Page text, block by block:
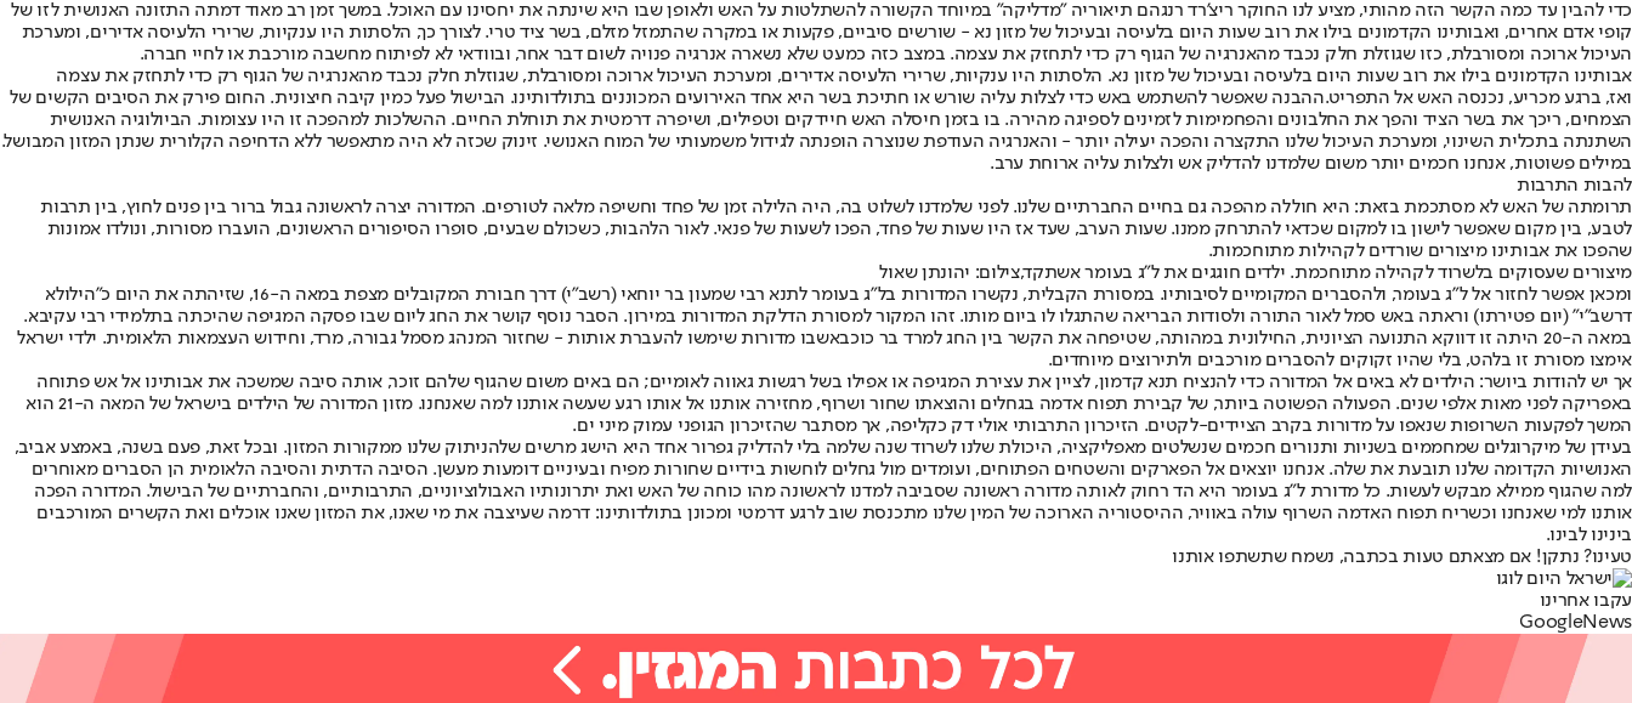
כדי להבין עד כמה הקשר הזה מהותי, מציע לנו החוקר ריצ'רד רנגהם תיאוריה "מדליקה" במיוחד הקשורה להשתלטות על האש ולאופן שבו היא שינתה את יחסינו עם האוכל. במשך זמן רב מאוד דמתה התזונה האנושית לזו של
קופי אדם אחרים, ואבותינו הקדמונים בילו את רוב שעות היום בלעיסה ובעיכול של מזון נא - שורשים סיביים, פקעות או במקרה שהתמזל מזלם, בשר ציד טרי. לצורך כך, הלסתות היו ענקיות, שרירי הלעיסה אדירים, ומערכת
העיכול ארוכה ומסורבלת, כזו שגוזלת חלק נכבד מהאנרגיה של הגוף רק כדי לתחזק את עצמה. במצב כזה כמעט שלא נשארה אנרגיה פנויה לשום דבר אחר, ובוודאי לא לפיתוח מחשבה מורכבת או לחיי חברה.
אבותינו הקדמונים בילו את רוב שעות היום בלעיסה ובעיכול של מזון נא. הלסתות היו ענקיות, שרירי הלעיסה אדירים, ומערכת העיכול ארוכה ומסורבלת, שגוזלת חלק נכבד מהאנרגיה של הגוף רק כדי לתחזק את עצמה
ואז, ברגע מכריע, נכנסה האש אל התפריט.ההבנה שאפשר להשתמש באש כדי לצלות עליה שורש או חתיכת בשר היא אחד האירועים המכוננים בתולדותינו. הבישול פעל כמין קיבה חיצונית. החום פירק את הסיבים הקשים של
הצמחים, ריכך את בשר הציד והפך את החלבונים והפחמימות לזמינים לספיגה מהירה. בו בזמן חיסלה האש חיידקים וטפילים, ושיפרה דרמטית את תוחלת החיים. ההשלכות למהפכה זו היו עצומות. הביולוגיה האנושית
השתנתה בתכלית השינוי, ומערכת העיכול שלנו התקצרה והפכה יעילה יותר - והאנרגיה העודפת שנוצרה הופנתה לגידול משמעותי של המוח האנושי. זינוק שכזה לא היה מתאפשר ללא הדחיפה הקלורית שנתן המזון המבושל.
במילים פשוטות, אנחנו חכמים יותר משום שלמדנו להדליק אש ולצלות עליה ארוחת ערב.
להבות התרבות
תרומתה של האש לא מסתכמת בזאת: היא חוללה מהפכה גם בחיים החברתיים שלנו. לפני שלמדנו לשלוט בה, היה הלילה זמן של פחד וחשיפה מלאה לטורפים. המדורה יצרה לראשונה גבול ברור בין פנים לחוץ, בין תרבות
לטבע, בין מקום שאפשר לישון בו למקום שכדאי להתרחק ממנו. שעות הערב, שעד אז היו שעות של פחד, הפכו לשעות של פנאי. לאור הלהבות, כשכולם שבעים, סופרו הסיפורים הראשונים, הועברו מסורות, ונולדו אמונות
שהפכו את אבותינו מיצורים שורדים לקהילות מתוחכמות.
מיצורים שעסוקים בלשרוד לקהילה מתוחכמת. ילדים חוגגים את ל"ג בעומר אשתקד,צילום: יהונתן שאול
ומכאן אפשר לחזור אל ל"ג בעומר, ולהסברים המקומיים לסיבותיו. במסורת הקבלית, נקשרו המדורות בל"ג בעומר לתנא רבי שמעון בר יוחאי (רשב"י) דרך חבורת המקובלים מצפת במאה ה-16, שזיהתה את היום כ"הילולא
דרשב"י" (יום פטירתו) וראתה באש סמל לאור התורה ולסודות הבריאה שהתגלו לו ביום מותו. זהו המקור למסורת הדלקת המדורות במירון. הסבר נוסף קושר את החג ליום שבו פסקה המגיפה שהיכתה בתלמידי רבי עקיבא.
במאה ה-20 היתה זו דווקא התנועה הציונית, החילונית במהותה, שטיפחה את הקשר בין החג ל
מרד בר כוכבאשבו מדורות שימשו להעברת אותות - שחזור המנהג מסמל גבורה, מרד, וחידוש העצמאות הלאומית. ילדי ישראל
אימצו מסורת זו בלהט, בלי שהיו זקוקים להסברים מורכבים ולתירוצים מיוחדים.
אך יש להודות ביושר: הילדים לא באים אל המדורה כדי להנציח תנא קדמון, לציין את עצירת המגיפה או אפילו בשל רגשות גאווה לאומיים; הם באים משום שהגוף שלהם זוכר, אותה סיבה שמשכה את אבותינו אל אש פתוחה
באפריקה לפני מאות אלפי שנים. הפעולה הפשוטה ביותר, של קבירת תפוח אדמה בגחלים והוצאתו שחור ושרוף, מחזירה אותנו אל אותו רגע שעשה אותנו למה שאנחנו. מזון המדורה של הילדים בישראל של המאה ה-21 הוא
המשך לפקעות השרופות שנאפו על מדורות בקרב הציידים-לקטים. הזיכרון התרבותי אולי דק כקליפה, אך מסתבר שהזיכרון הגופני עמוק מיני ים.
בעידן של מיקרוגלים שמחממים בשניות ותנורים חכמים שנשלטים מאפליקציה, היכולת שלנו לשרוד שנה שלמה בלי להדליק גפרור אחד היא הישג מרשים שלהניתוק שלנו ממקורות המזון. ובכל זאת, פעם בשנה, באמצע אביב,
האנושיות הקדומה שלנו תובעת את שלה. אנחנו יוצאים אל הפארקים והשטחים הפתוחים, ועומדים מול גחלים לוחשות בידיים שחורות מפיח ובעיניים דומעות מעשן. הסיבה הדתית והסיבה הלאומית הן הסברים מאוחרים
למה שהגוף ממילא מבקש לעשות. כל מדורת ל"ג בעומר היא הד רחוק לאותה מדורה ראשונה שסביבה למדנו לראשונה מהו כוחה של האש ואת יתרונותיו האבולוציוניים, התרבותיים, והחברתיים של הבישול. המדורה הפכה
אותנו למי שאנחנו וכשריח תפוח האדמה השרוף עולה באוויר, ההיסטוריה הארוכה של המין שלנו מתכנסת שוב לרגע דרמטי ומכונן בתולדותינו: דרמה שעיצבה את מי שאנו, את המזון שאנו אוכלים ואת הקשרים המורכבים
בינינו לבינו.
טעינו? נתקן! אם מצאתם טעות בכתבה, נשמח שתשתפו אותנו
עקבו אחרינו
Googl eNews